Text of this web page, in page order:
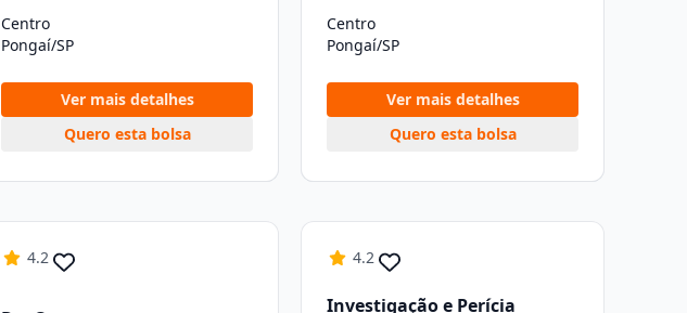
Centro
Pongaí/SP
Ver mais detalhes
Quero esta bolsa
Centro
Pongaí/SP
Ver mais detalhes
Quero esta bolsa
4.2 4.2
Investigação e Perícia